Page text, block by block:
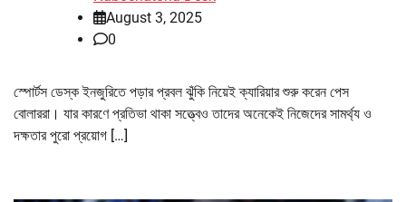
August 3, 2025
0
স্পোর্টস ডেস্ক ইনজুরিতে পড়ার প্রবল ঝুঁকি নিয়েই ক্যারিয়ার শুরু করেন পেস
বোলাররা। যার কারণে প্রতিভা থাকা সত্ত্বেও তাদের অনেকেই নিজেদের সামর্থ্য ও
দক্ষতার পুরো প্রয়োগ […]